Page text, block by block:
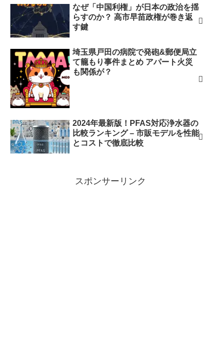
なぜ「中国利権」が日本の政治を揺
らすのか？ 高市早苗政権が巻き返
す鍵
埼玉県戸田の病院で発砲&郵便局立
て籠もり事件まとめ アパート火災
も関係が？
2024年最新版！PFAS対応浄水器の
比較ランキング – 市販モデルを性能
とコストで徹底比較
スポンサーリンク